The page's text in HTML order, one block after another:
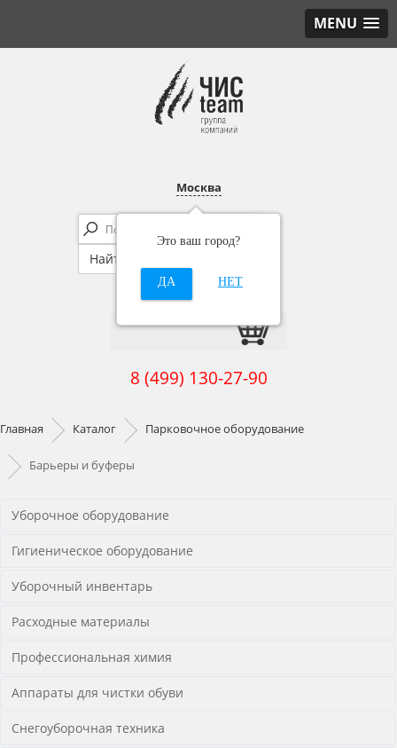
MENU
Москва
Это ваш город?
ДА НЕТ
8 (499) 130-27-90
Главная Каталог Парковочное оборудование
Барьеры и буферы
Уборочное оборудование
Гигиеническое оборудование
Уборочный инвентарь
Расходные материалы
Профессиональная химия
Аппараты для чистки обуви
Снегоуборочная техника